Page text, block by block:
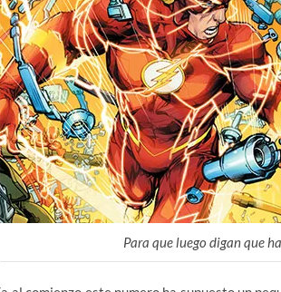
Para que luego digan que